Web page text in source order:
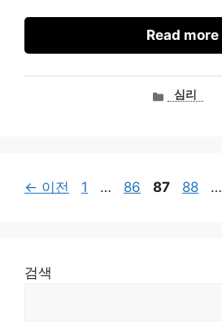
Read more
카심리
← 이전
페
1 …
페
86
페
87
페
88 …
검색